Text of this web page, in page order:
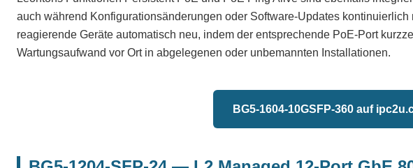
auch während Konfigurationsänderungen oder Software-Updates
reagierende Geräte automatisch neu, indem der entsprechende PoE-Port
Wartungsaufwand vor Ort in abgelegenen oder unbemannten Installationen.
BG5-1604-10GSFP-360 auf